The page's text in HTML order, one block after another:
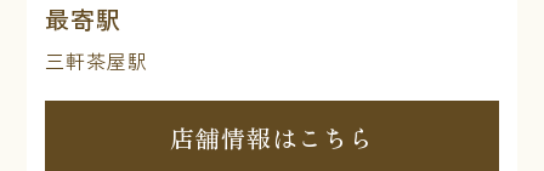
最寄駅
三軒茶屋駅
店舗情報はこちら